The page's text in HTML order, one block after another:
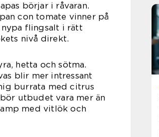
börjar i råvaran.
con tomate vinner på
flingsalt i rätt
nivå direkt.
hetta och sötma.
blir mer intressant
burrata med citrus
utbudet vara mer än
med vitlök och